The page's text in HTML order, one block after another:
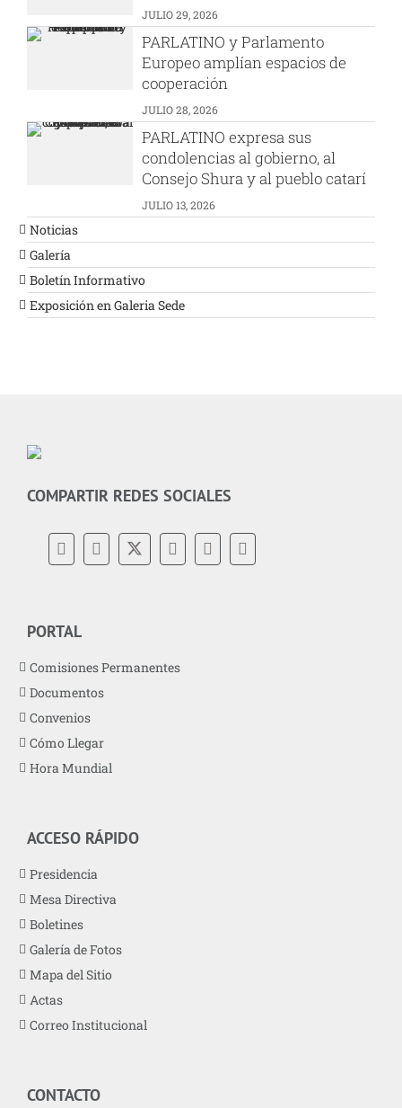
JULIO 29, 2026
PARLATINO y Parlamento
Europeo amplían espacios de
cooperación
JULIO 28, 2026
PARLATINO expresa sus
condolencias al gobierno, al
Consejo Shura y al pueblo catarí
JULIO 13, 2026
Noticias
Galería
Boletín Informativo
Exposición en Galeria Sede
COMPARTIR REDES SOCIALES
PORTAL
Comisiones Permanentes
Documentos
Convenios
Cómo Llegar
Hora Mundial
ACCESO RÁPIDO
Presidencia
Mesa Directiva
Boletines
Galería de Fotos
Mapa del Sitio
Actas
Correo Institucional
CONTACTO